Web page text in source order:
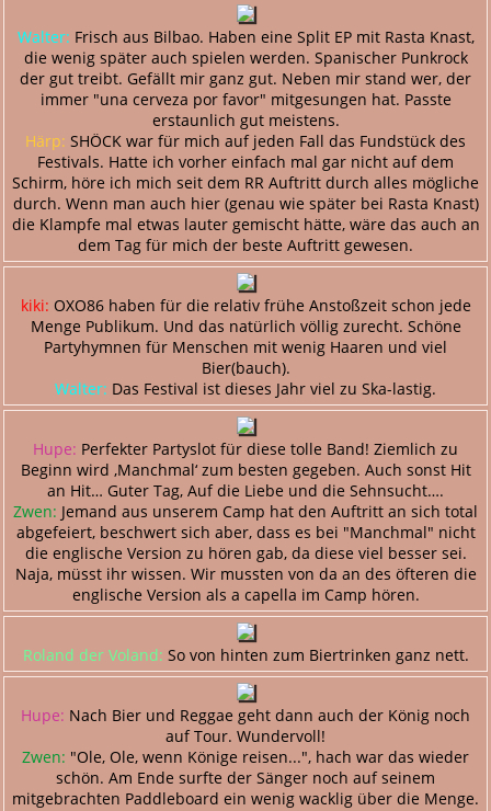
Walter: Frisch aus Bilbao. Haben eine Split EP mit Rasta Knast,
die wenig später auch spielen werden. Spanischer Punkrock
der gut treibt. Gefällt mir ganz gut. Neben mir stand wer, der
immer "una cerveza por favor" mitgesungen hat. Passte
erstaunlich gut meistens.
Härp: SHÖCK war für mich auf jeden Fall das Fundstück des
Festivals. Hatte ich vorher einfach mal gar nicht auf dem
Schirm, höre ich mich seit dem RR Auftritt durch alles mögliche
durch. Wenn man auch hier (genau wie später bei Rasta Knast)
die Klampfe mal etwas lauter gemischt hätte, wäre das auch an
dem Tag für mich der beste Auftritt gewesen.
kiki: OXO86 haben für die relativ frühe Anstoßzeit schon jede
Menge Publikum. Und das natürlich völlig zurecht. Schöne
Partyhymnen für Menschen mit wenig Haaren und viel
Bier(bauch).
Walter: Das Festival ist dieses Jahr viel zu Ska-lastig.
Hupe: Perfekter Partyslot für diese tolle Band! Ziemlich zu
Beginn wird ‚Manchmal‘ zum besten gegeben. Auch sonst Hit
an Hit… Guter Tag, Auf die Liebe und die Sehnsucht….
Zwen: Jemand aus unserem Camp hat den Auftritt an sich total
abgefeiert, beschwert sich aber, dass es bei "Manchmal" nicht
die englische Version zu hören gab, da diese viel besser sei.
Naja, müsst ihr wissen. Wir mussten von da an des öfteren die
englische Version als a capella im Camp hören.
Roland der Voland: So von hinten zum Biertrinken ganz nett.
Hupe: Nach Bier und Reggae geht dann auch der König noch
auf Tour. Wundervoll!
Zwen: "Ole, Ole, wenn Könige reisen...", hach war das wieder
schön. Am Ende surfte der Sänger noch auf seinem
mitgebrachten Paddleboard ein wenig wacklig über die Menge.